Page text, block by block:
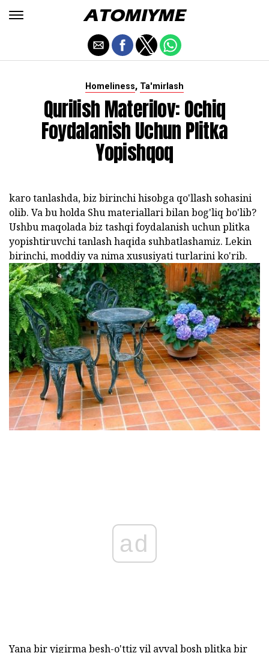
Homeliness, Ta'mirlash
Qurilish Materilov: Ochiq
Foydalanish Uchun Plitka
Yopishqoq
karo tanlashda, biz birinchi hisobga qo'llash sohasini
olib. Va bu holda Shu materiallari bilan bog'liq bo'lib?
Ushbu maqolada biz tashqi foydalanish uchun plitka
yopishtiruvchi tanlash haqida suhbatlashamiz. Lekin
birinchi, moddiy va nima xususiyati turlarini ko'rib.
ad
Yana bir yigirma besh-o'ttiz yil avval bosh plitka bir